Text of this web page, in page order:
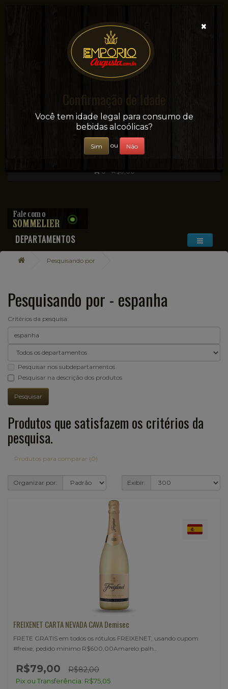
Sua conveniência e adega on-line!
0 - R$0,00
DEPARTAMENTOS
Pesquisando por
Pesquisando por - espanha
Critérios da pesquisa:
Pesquisar nos subdepartamentos
Pesquisar na descrição dos produtos
Produtos que satisfazem os critérios da
pesquisa.
Produtos para comparar (0)
Organizar por: Exibir:
FREIXENET CARTA NEVADA CAVA Demisec
FRETE GRATIS em todos os rótulos FREIXENET, usando cupom
#freixe, pedido mínimo R$600,00Amarelo palh..
R$79,00 R$82,00
Pix ou Transferência: R$75,05
×
Confirmação de Idade
Você tem idade legal para consumo de
bebidas alcoólicas?
Sim ou Não